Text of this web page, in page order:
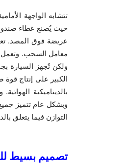
حيث يُصنع غطاء صندوق
معامل السحب. وتعمل
الكبير على إنتاج
وبشكل عام تتميز
التوازن فيما يتعلق
تصميم